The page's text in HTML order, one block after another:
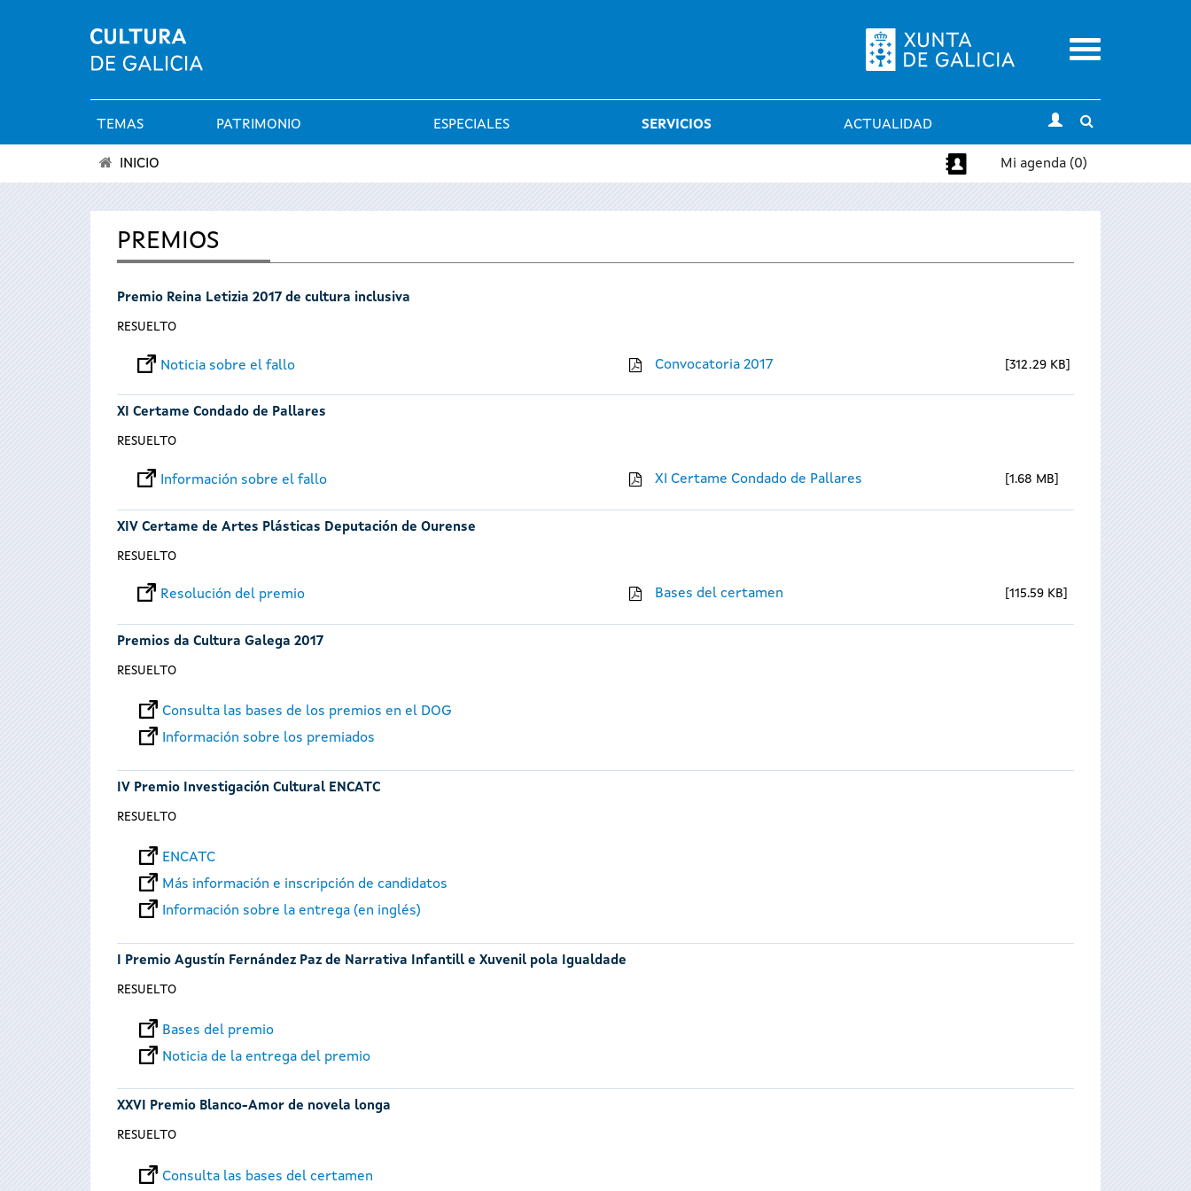
Menu
Menú
principal
TEMAS PATRIMONIO ESPECIALES SERVICIOS ACTUALIDAD
search
encuentra
aquí
INICIO Mi agenda (0)
PREMIOS
Premio Reina Letizia 2017 de cultura inclusiva
RESUELTO
Noticia sobre el fallo Convocatoria 2017 312.29 KB
XI Certame Condado de Pallares
RESUELTO
Información sobre el fallo XI Certame Condado de Pallares 1.68 MB
XIV Certame de Artes Plásticas Deputación de Ourense
RESUELTO
Resolución del premio Bases del certamen 115.59 KB
Premios da Cultura Galega 2017
RESUELTO
Consulta las bases de los premios en el DOG
Información sobre los premiados
IV Premio Investigación Cultural ENCATC
RESUELTO
ENCATC
Más información e inscripción de candidatos
Información sobre la entrega (en inglés)
I Premio Agustín Fernández Paz de Narrativa Infantill e Xuvenil pola Igualdade
RESUELTO
Bases del premio
Noticia de la entrega del premio
XXVI Premio Blanco-Amor de novela longa
RESUELTO
Consulta las bases del certamen